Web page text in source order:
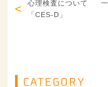
心理検査について
「CES-D」